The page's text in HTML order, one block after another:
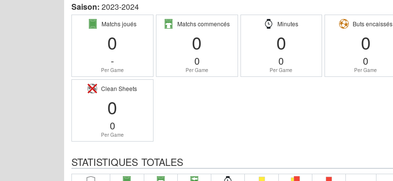
Saison: 2023-2024
Matchs joués
0
-
Per Game
Matchs commencés
0
0
Per Game
Minutes
0
0
Per Game
Buts encaissés
0
0
Per Game
Clean Sheets
0
0
Per Game
STATISTIQUES TOTALES